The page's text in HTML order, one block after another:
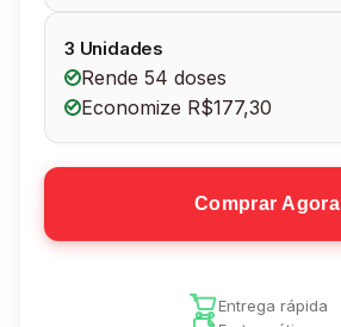
3 Unidades
Rende 54 doses
Economize R$177,30
Comprar Agora
Entrega rápida